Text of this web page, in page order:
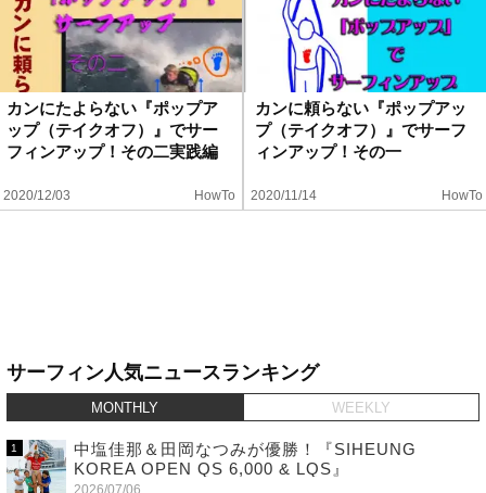
カンにたよらない『ポップア
ップ（テイクオフ）』でサー
フィンアップ！その二実践編
2020/12/03 HowTo
カンに頼らない『ポップアッ
プ（テイクオフ）』でサーフ
ィンアップ！その一
2020/11/14 HowTo
サーフィン人気ニュースランキング
MONTHLY WEEKLY
中塩佳那＆田岡なつみが優勝！『SIHEUNG
KOREA OPEN QS 6,000 & LQS』
2026/07/06